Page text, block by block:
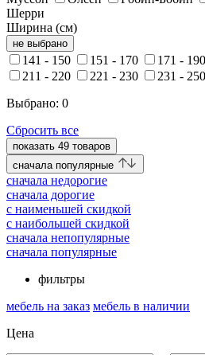
Шерри
Ширина (см)
не выбрано
141 - 150 151 - 170 171 - 190
211 - 220
221 - 230
231 - 250
Выбрано: 0
Сбросить все
показать 49 товаров
cначала популярные
cначала недорогие
cначала дорогие
c наименьшей скидкой
c наибольшей скидкой
сначала непопулярные
сначала популярные
фильтры
мебель на заказ мебель в наличии
Цена